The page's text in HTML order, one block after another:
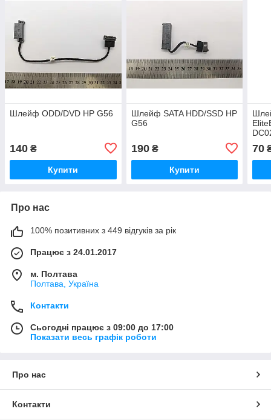
Шлейф ODD/DVD HP G56
140 ₴
Купити
Шлейф SATA HDD/SSD HP
G56
190₴
Купити
70
Про нас
100% позитивних з 449 відгуків за рік
Працює з 24.01.2017
м. Полтава
Полтава, Україна
Контакти
Сьогодні працює з 09:00 до 17:00
Показати весь графік роботи
Про нас
Контакти